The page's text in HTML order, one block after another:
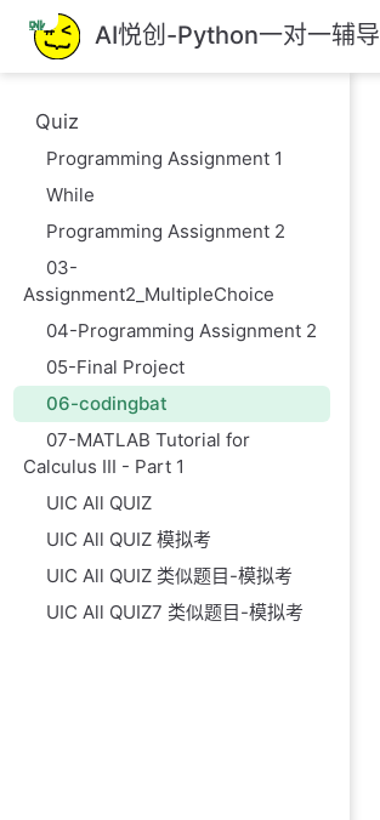
跳
至
主
內
AI悦创-Python一对一辅导
Quiz
Programming Assignment 1
While
Programming Assignment 2
03-
Assignment2_MultipleChoice
04-Programming Assignment 2
05-Final Project
06-codingbat
07-MATLAB Tutorial for
Calculus III - Part 1
UIC All QUIZ
UIC All QUIZ 模拟考
UIC All QUIZ 类似题目-模拟考
UIC All QUIZ7 类似题目-模拟考